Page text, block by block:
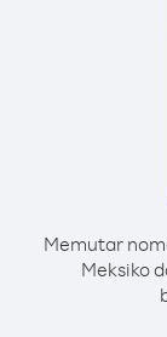
Memutar
Meksiko